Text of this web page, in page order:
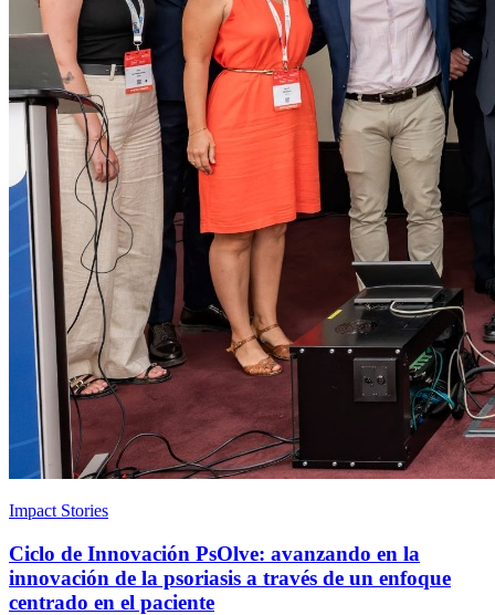
Impact Stories
Ciclo de Innovación PsOlve: avanzando en la
innovación de la psoriasis a través de un enfoque
centrado en el paciente